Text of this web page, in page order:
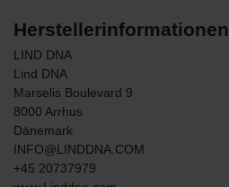
Herstellerinformationen
LIND DNA
Lind DNA
Marselis Boulevard 9
8000 Arrhus
Dänemark
INFO@LINDDNA.COM
+45 20737979